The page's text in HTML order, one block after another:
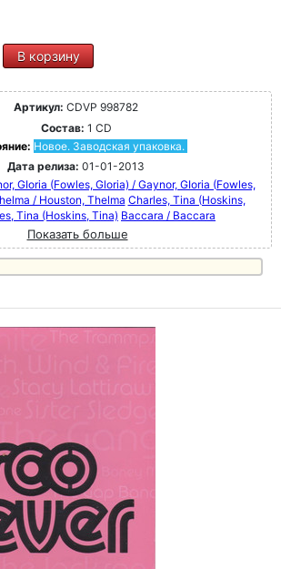
В корзину
Артикул: CDVP 998782
Состав: 1 CD
Новое. Заводская упаковка.
Дата релиза: 01-01-2013
GIoria (Fowles, Gloria) / Gaynor, GIoria (Fowles,
/ Houston, Thelma Charles, Tina (Hoskins,
Tina (Hoskins, Tina) Baccara / Baccara
Показать больше